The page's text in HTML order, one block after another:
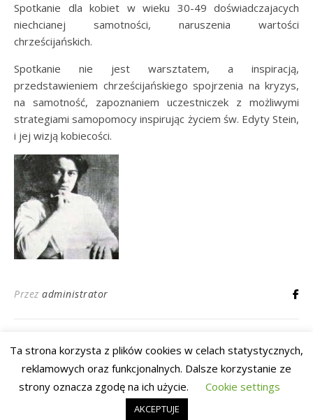
Spotkanie dla kobiet w wieku 30-49 doświadczajacych
niechcianej samotności, naruszenia wartości
chrześcijańskich.
Spotkanie nie jest warsztatem, a inspiracją,
przedstawieniem chrześcijańskiego spojrzenia na kryzys,
na samotność, zapoznaniem uczestniczek z możliwymi
strategiami samopomocy inspirując życiem św. Edyty Stein,
i jej wizją kobiecości.
Przez administrator
Fundacja Aktualności Szukasz pomocy? Wesprzyj nas Kontakt
Ashe Motyw przezWP Royal
Ta strona korzysta z plików cookies w celach statystycznych,
reklamowych oraz funkcjonalnych. Dalsze korzystanie ze
strony oznacza zgodę na ich użycie.
Cookie settings
AKCEPTUJE